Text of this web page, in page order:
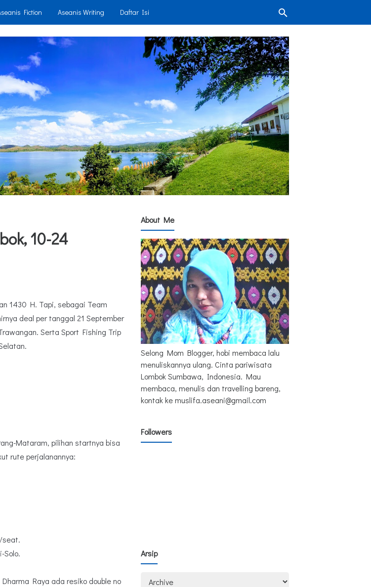
Fiction Aseanis Writing Daftar Isi
10-24
1430 H. Tapi, sebagai Team
deal per tanggal 21 September
Serta Sport Fishing Trip
Mataram, pilihan startnya bisa
rute perjalanannya:
seat.
Solo.
Raya ada resiko double no
About Me
Selong Mom Blogger, hobi membaca lalu
menuliskannya ulang. Cinta pariwisata
Lombok Sumbawa, Indonesia. Mau
membaca, menulis dan travelling bareng,
kontak ke muslifa.aseani@gmail.com
Followers
Arsip